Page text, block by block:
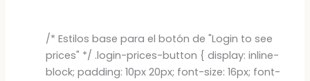
/* Estilos base para el botón de "Login to see
prices" */ .login-prices-button { display: inline-
block; padding: 10px 20px; font-size: 16px; font-